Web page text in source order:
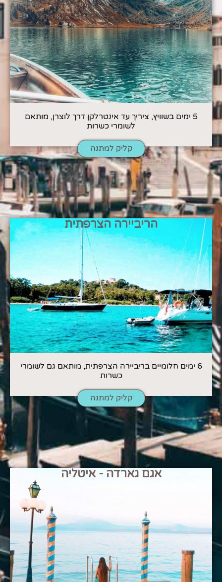
5 ימים בשוויץ, ציריך עד אינטרלקן דרך לוצרן, מותאם
לשומרי כשרות
קליק למתנה
הריביירה הצרפתית
6 ימים חלומיים בריביירה הצרפתית, מותאם גם לשומרי
כשרות
קליק למתנה
אגם גארדה - איטליה